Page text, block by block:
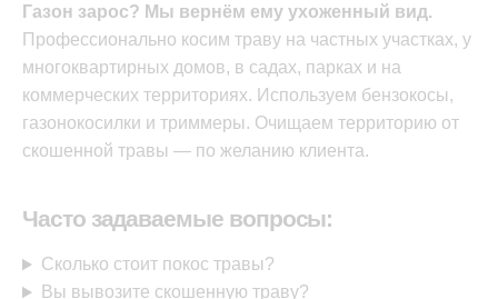
Газон зарос? Мы вернём ему ухоженный вид.
Профессионально косим траву на частных участках, у
многоквартирных домов, в садах, парках и на
коммерческих территориях. Используем бензокосы,
газонокосилки и триммеры. Очищаем территорию от
скошенной травы — по желанию клиента.
Часто задаваемые вопросы:
Сколько стоит покос травы?
Вы вывозите скошенную траву?